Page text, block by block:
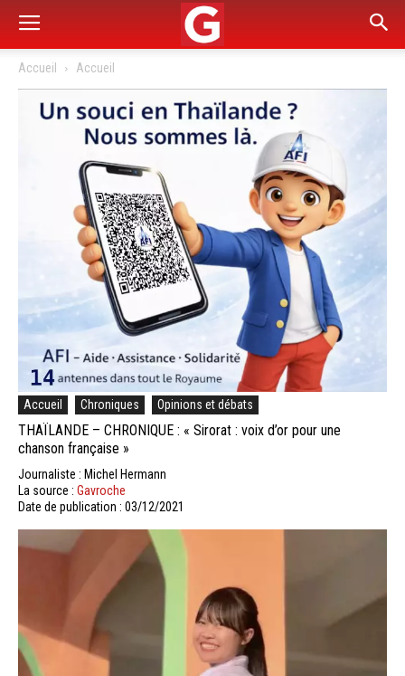
Accueil Accueil
Accueil Chroniques Opinions et débats
THAÏLANDE – CHRONIQUE : « Sirorat : voix d’or pour une
chanson française »
Journaliste : Michel Hermann
La source : Gavroche
Date de publication : 03/12/2021